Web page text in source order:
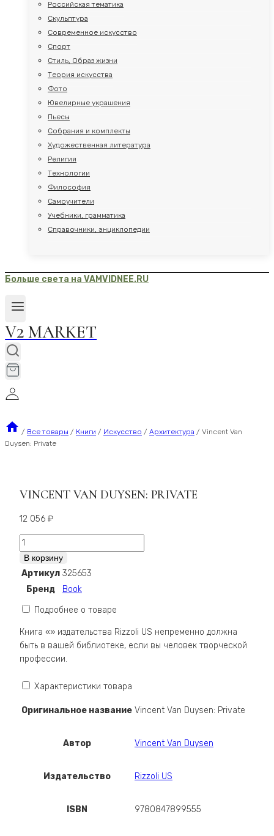
Российская тематика
Скульптура
Современное искусство
Спорт
Стиль, Образ жизни
Теория искусства
Фото
Ювелирные украшения
Пьесы
Собрания и комплекты
Художественная литература
Религия
Технологии
Философия
Самоучители
Учебники, грамматика
Справочники, энциклопедии
Больше света на VAMVIDNEE.RU
V2 MARKET
/ Все товары / Книги / Искусство / Архитектура / Vincent Van
Duysen: Private
VINCENT VAN DUYSEN: PRIVATE
12 056 ₽
Количество
Vincent
Van
Duysen:
Private
В корзину
Артикул 325653
Бренд
Book
Подробнее о товаре
Книга «» издательства Rizzoli US непременно должна
быть в вашей библиотеке, если вы человек творческой
профессии.
Характеристики товара
Оригинальное название Vincent Van Duysen: Private
Автор Vincent Van Duysen
Издательство Rizzoli US
ISBN 9780847899555